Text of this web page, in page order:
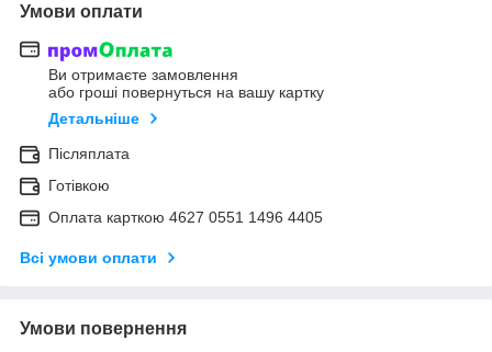
Умови оплати
Ви отримаєте замовлення
або гроші повернуться на вашу картку
Детальніше
Післяплата
Готівкою
Оплата карткою 4627 0551 1496 4405
Всі умови оплати
Умови повернення